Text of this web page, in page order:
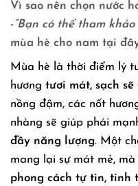
Vì sao nên chọn nước
- “Bạn có thể tham
mùa hè cho nam tại
Mùa hè là thời điểm lý
hương tươi mát, sạch
nồng đậm, các nốt
nhàng sẽ giúp phái
đầy năng lượng. Một
mang lại sự mát mẻ,
phong cách tự tin, tinh